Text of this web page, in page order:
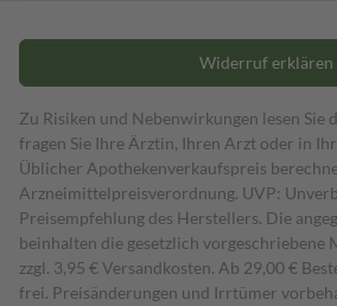
Widerruf erklären
Zu Risiken und Nebenwirkungen lesen Sie
fragen Sie Ihre Ärztin, Ihren Arzt oder in
Üblicher Apothekenverkaufspreis
Arzneimittelpreisverordnung. UVP:
Preisempfehlung des Herstellers. Die
beinhalten die gesetzlich vorgeschriebene
zzgl. 3,95 € Versandkosten. Ab 29,00 €
frei. Preisänderungen und Irrtümer